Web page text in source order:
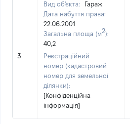
3
Вид об'єкта:
Гараж
Дата набуття права:
22.06.2001
Загальна площа (м2):
40,2
Реєстраційний
номер (кадастровий
номер для земельної
ділянки):
[Конфіденційна
інформація]